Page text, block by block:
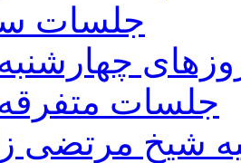
جلسات
چهارشنبه
جلسات متفرقه